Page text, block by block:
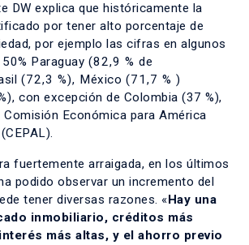
DW explica que históricamente la
por tener alto porcentaje de
por ejemplo las cifras en algunos
Paraguay (82,9 % de
(72,3 %), México (71,7 % )
con excepción de Colombia (37 %),
Económica para América
fuertemente arraigada, en los últimos
podido observar un incremento del
tener diversas razones. «Hay una
inmobiliario, créditos más
más altas, y el ahorro previo